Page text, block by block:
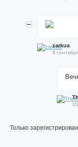
zarkua
9
Только